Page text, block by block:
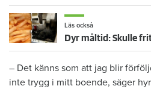
Läs också
– Det känns som att jag blir
inte trygg i mitt boende, säger